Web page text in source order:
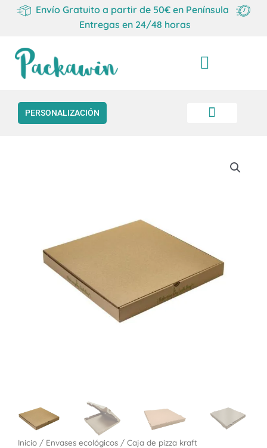
Envío Gratuito a partir de 50€ en Península
Entregas en 24/48 horas
Carrito
PERSONALIZACIÓN
Inicio / Envases ecológicos / Caja de pizza kraft